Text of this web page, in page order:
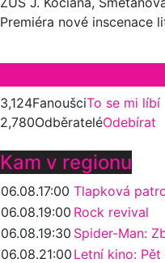
Premiéra nové inscenace
3,124FanoušciTo se mi líbí
2,780OdběrateléOdebírat
Kam v regionu
06.08.17:00 Tlapková
06.08.19:00 Rock revival
06.08.19:30 Spider-Man:
06.08.21:00 Letní kino: Pět